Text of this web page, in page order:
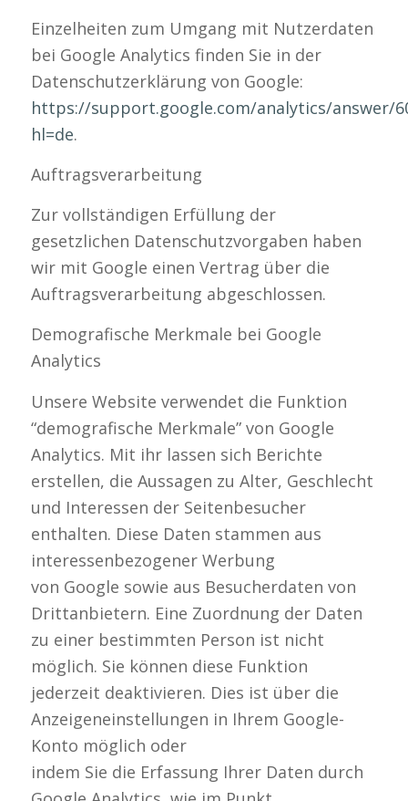
Einzelheiten zum Umgang mit Nutzerdaten
bei Google Analytics finden Sie in der
Datenschutzerklärung von Google:
https://support.google.com/analytics/answer/
hl=de.
Auftragsverarbeitung
Zur vollständigen Erfüllung der
gesetzlichen Datenschutzvorgaben haben
wir mit Google einen Vertrag über die
Auftragsverarbeitung abgeschlossen.
Demografische Merkmale bei Google
Analytics
Unsere Website verwendet die Funktion
“demografische Merkmale” von Google
Analytics. Mit ihr lassen sich Berichte
erstellen, die Aussagen zu Alter, Geschlecht
und Interessen der Seitenbesucher
enthalten. Diese Daten stammen aus
interessenbezogener Werbung
von Google sowie aus Besucherdaten von
Drittanbietern. Eine Zuordnung der Daten
zu einer bestimmten Person ist nicht
möglich. Sie können diese Funktion
jederzeit deaktivieren. Dies ist über die
Anzeigeneinstellungen in Ihrem Google-
Konto möglich oder
indem Sie die Erfassung Ihrer Daten durch